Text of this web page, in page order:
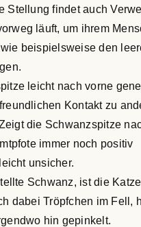
Stellung findet auch
läuft, um ihrem
beispielsweise den
leicht nach vorne
Kontakt zu
die Schwanzspitze
immer noch positiv
unsicher.
Schwanz, ist die
dabei Tröpfchen im Fell,
hin gepinkelt.